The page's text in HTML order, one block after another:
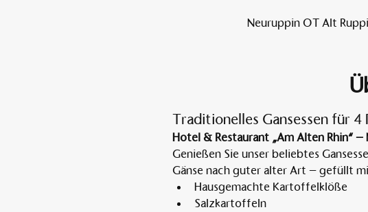
Neuruppin OT Alt
Traditionelles Gansessen für 4
Hotel & Restaurant „Am Alten Rhin“
Genießen Sie unser beliebtes
Gänse nach guter alter Art – gefüllt
Hausgemachte Kartoffelklöße
Salzkartoffeln